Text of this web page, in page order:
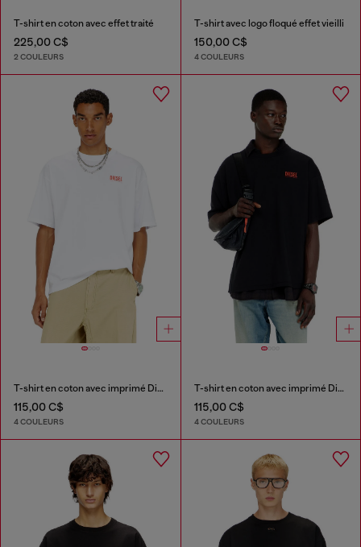
T-shirt en coton avec effet traité
225,00 C$
2 COULEURS
T-shirt avec logo floqué effet vieilli
150,00 C$
4 COULEURS
T-shirt en coton avec imprimé Diesel Biscotto
115,00 C$
4 COULEURS
T-shirt en coton avec imprimé Diesel Biscotto
115,00 C$
4 COULEURS